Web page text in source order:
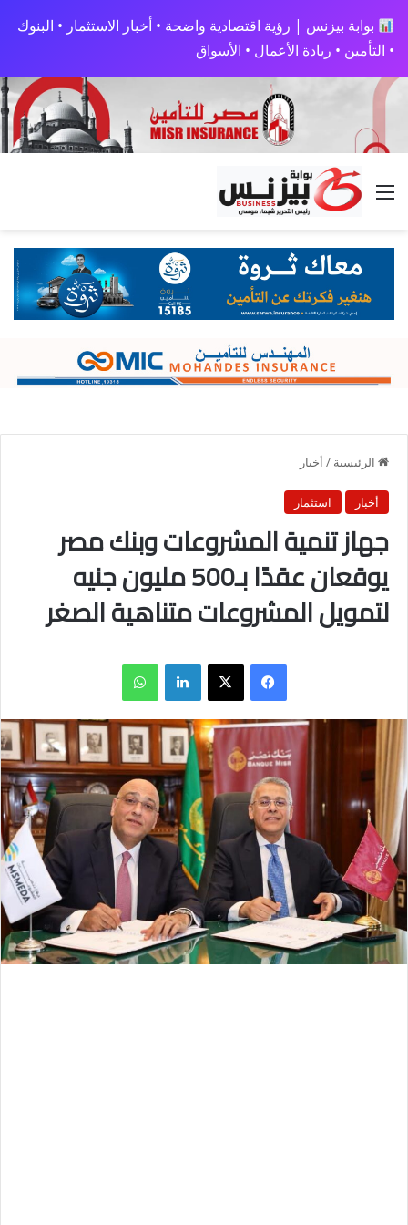
بوابة بيزنس | رؤية اقتصادية واضحة • أخبار الاستثمار • البنوك
• التأمين • ريادة الأعمال • الأسواق
القائمة
الرئيسية / أخبار
أخبار استثمار
جهاز تنمية المشروعات وبنك مصر
يوقعان عقدًا بـ500 مليون جنيه
لتمويل المشروعات متناهية الصغر
فيسبوك X لينكدإن